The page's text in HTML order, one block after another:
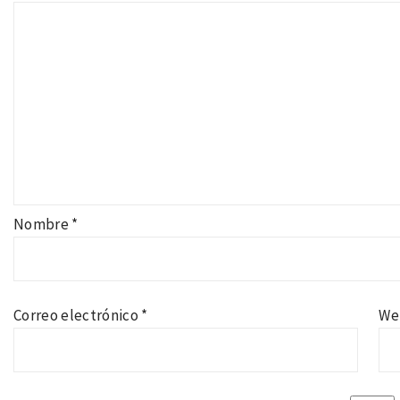
Nombre*
Correo electrónico *